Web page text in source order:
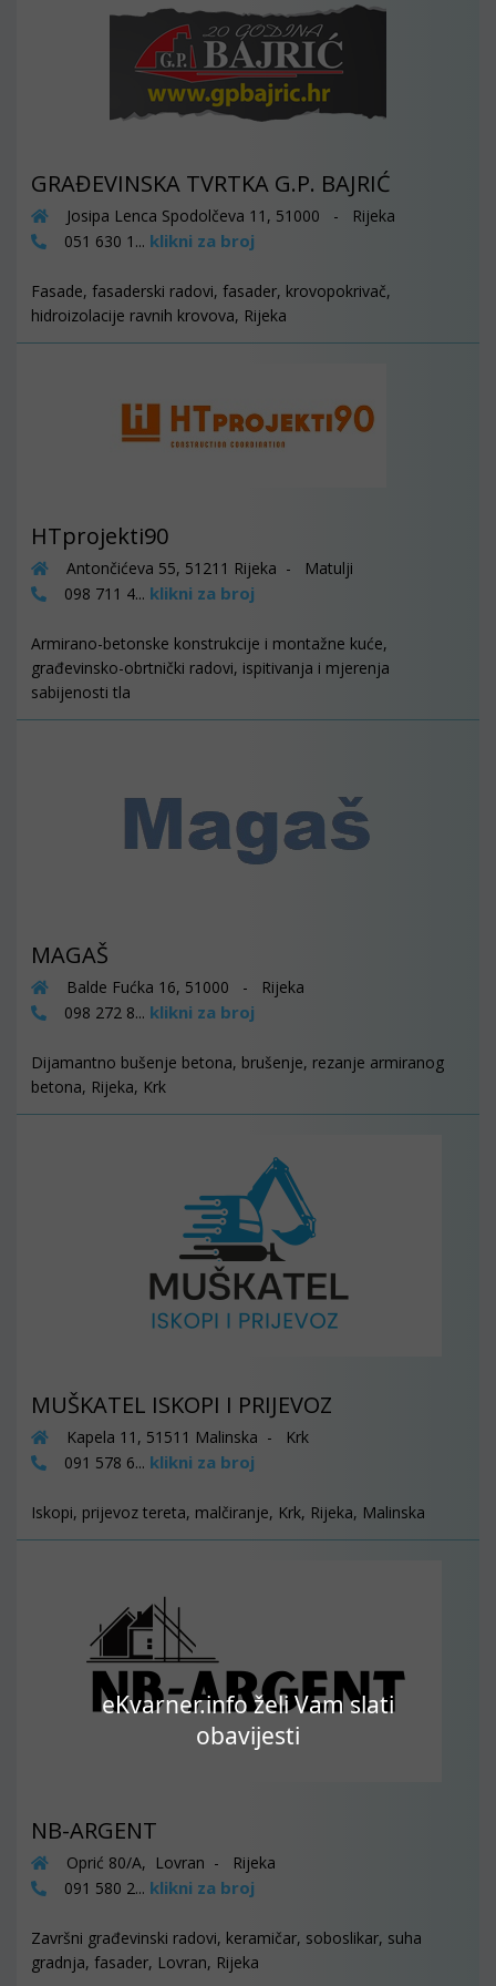
eKvarner.info želi Vam slati
obavijesti
GRAĐEVINSKA TVRTKA G.P. BAJRIĆ
Josipa Lenca Spodolčeva 11, 51000 - Rijeka
051 630 1... klikni za broj
Fasade, fasaderski radovi, fasader, krovopokrivač,
hidroizolacije ravnih krovova, Rijeka
HTprojekti90
Antončićeva 55, 51211 Rijeka - Matulji
098 711 4... klikni za broj
Armirano-betonske konstrukcije i montažne kuće,
građevinsko-obrtnički radovi, ispitivanja i mjerenja
sabijenosti tla
MAGAŠ
Balde Fućka 16, 51000 - Rijeka
098 272 8... klikni za broj
Dijamantno bušenje betona, brušenje, rezanje armiranog
betona, Rijeka, Krk
MUŠKATEL ISKOPI I PRIJEVOZ
Kapela 11, 51511 Malinska - Krk
091 578 6... klikni za broj
Iskopi, prijevoz tereta, malčiranje, Krk, Rijeka, Malinska
NB-ARGENT
Oprić 80/A, Lovran - Rijeka
091 580 2... klikni za broj
Završni građevinski radovi, keramičar, soboslikar, suha
gradnja, fasader, Lovran, Rijeka